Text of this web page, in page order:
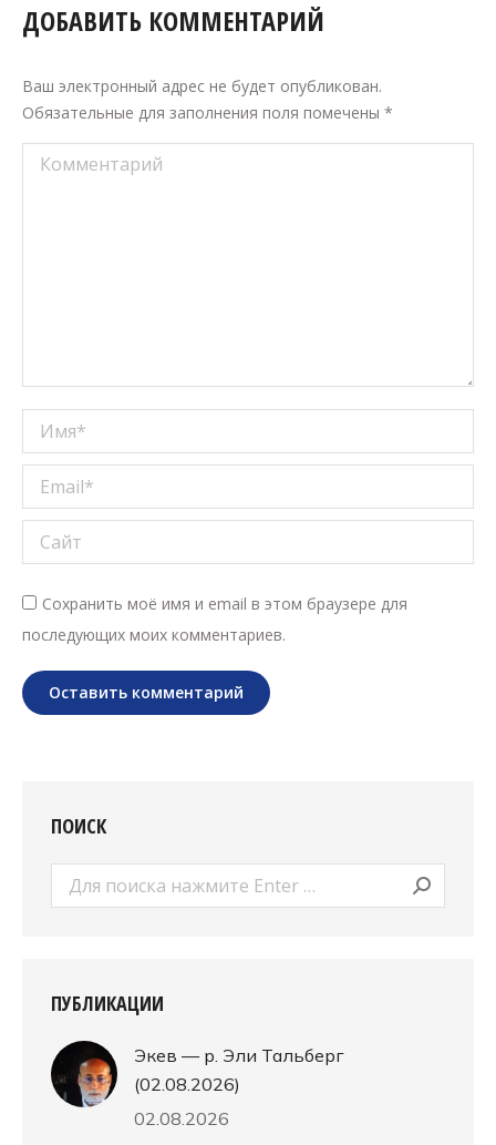
ДОБАВИТЬ КОММЕНТАРИЙ
Ваш электронный адрес не будет опубликован.
Обязательные для заполнения поля помечены *
Комментарий
Имя *
Email *
Сайт
Сохранить моё имя и email в этом браузере для
последующих моих комментариев.
Оставить комментарий
ПОИСК
Поиск:
ПУБЛИКАЦИИ
Экев — р. Эли Тальберг
(02.08.2026)
02.08.2026